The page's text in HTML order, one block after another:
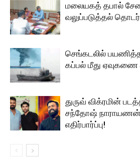
மலையகத் தபால்
வலுப்படுத்தல்
செங்கடலில்
கப்பல் மீது ஏவுகணை
துருவ் விக்ரமின்
சந்தோஷ்
எதிர்பார்ப்பு!